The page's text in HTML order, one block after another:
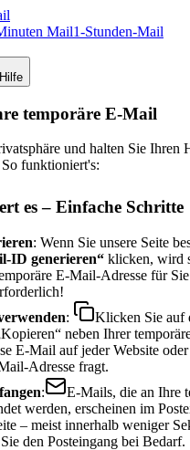
Mail1-Stunden-Mail
Hilfe
temporäre E-Mail
und halten Sie Ihren
So funktioniert's:
es – Einfache Schritte
: Wenn Sie unsere Seite
ID generieren“ klicken, wird
E-Mail-Adresse für
:
Klicken Sie auf
neben Ihrer
E-Mail auf jeder Website
Adresse fragt.
:
E-Mails, die an Ihre
werden, erscheinen im
– meist innerhalb weniger
den Posteingang bei Bedarf.